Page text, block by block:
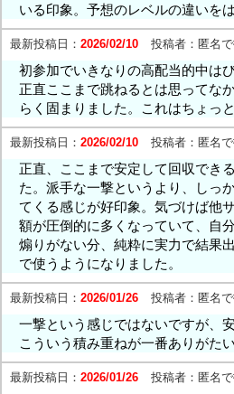
いる印象。予想のレベルの違いを
最新投稿日： 2026/02/10 投稿者： 匿名
初参加でいきなりの高配当的中は
正直ここまで跳ねるとは思ってな
らく固まりました。これはちょっ
最新投稿日： 2026/02/10 投稿者： 匿名
正直、ここまで安定して回収でき
た。派手な一撃というより、しっ
てくる感じが好印象。気づけば他
額が圧倒的に多くなっていて、自
煽りがない分、純粋に実力で結果
で使うようになりました。
最新投稿日： 2026/01/26 投稿者： 匿名
一撃という感じではないですが、
こういう積み重ねが一番ありがたい
最新投稿日： 2026/01/26 投稿者： 匿名